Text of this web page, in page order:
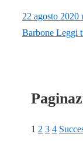
22 agosto 2020
Barbone Leggi
1 2 3 4